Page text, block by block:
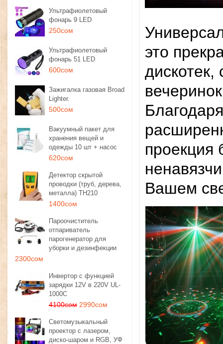
Ультрафиолетовый
фонарь 9 LED
250сом
Ультрафиолетовый
фонарь 51 LED
600сом
Зажигалка газовая Broad
Lighter.
500сом
Вакуумный пакет для
хранения вещей и
одежды 10 шт + насос
620сом
Детектор скрытой
проводки (труб, дерева,
металла) TH210
1400сом
Пароочиститель
отпариватель
парогенератор для
уборки и дезинфекции
2300сом
Инвертор с функцией
зарядки 12V в 220V UL-
1000C
4100сом 2990сом
Светомузыкальный
проектор с лазером,
диско-шаром и RGB, УФ
это
дискотек,
проекция
Вашем